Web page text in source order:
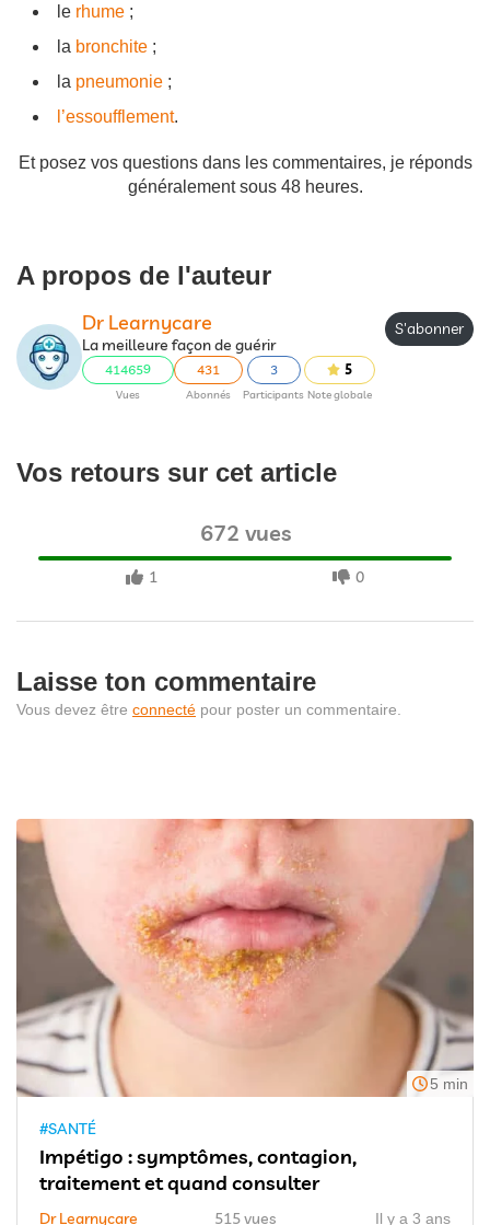
le rhume ;
la bronchite ;
la pneumonie ;
l’essoufflement.
Et posez vos questions dans les commentaires, je réponds
généralement sous 48 heures.
A propos de l'auteur
Dr Learnycare
La meilleure façon de guérir
414659
Vues
431
Abonnés
3
Participants
5
Note globale
S'abonner
Vos retours sur cet article
672 vues
1 0
Laisse ton commentaire
Vous devez être connecté pour poster un commentaire.
5 min
#SANTÉ
Impétigo : symptômes, contagion,
traitement et quand consulter
Dr Learnycare 515 vues Il y a 3 ans